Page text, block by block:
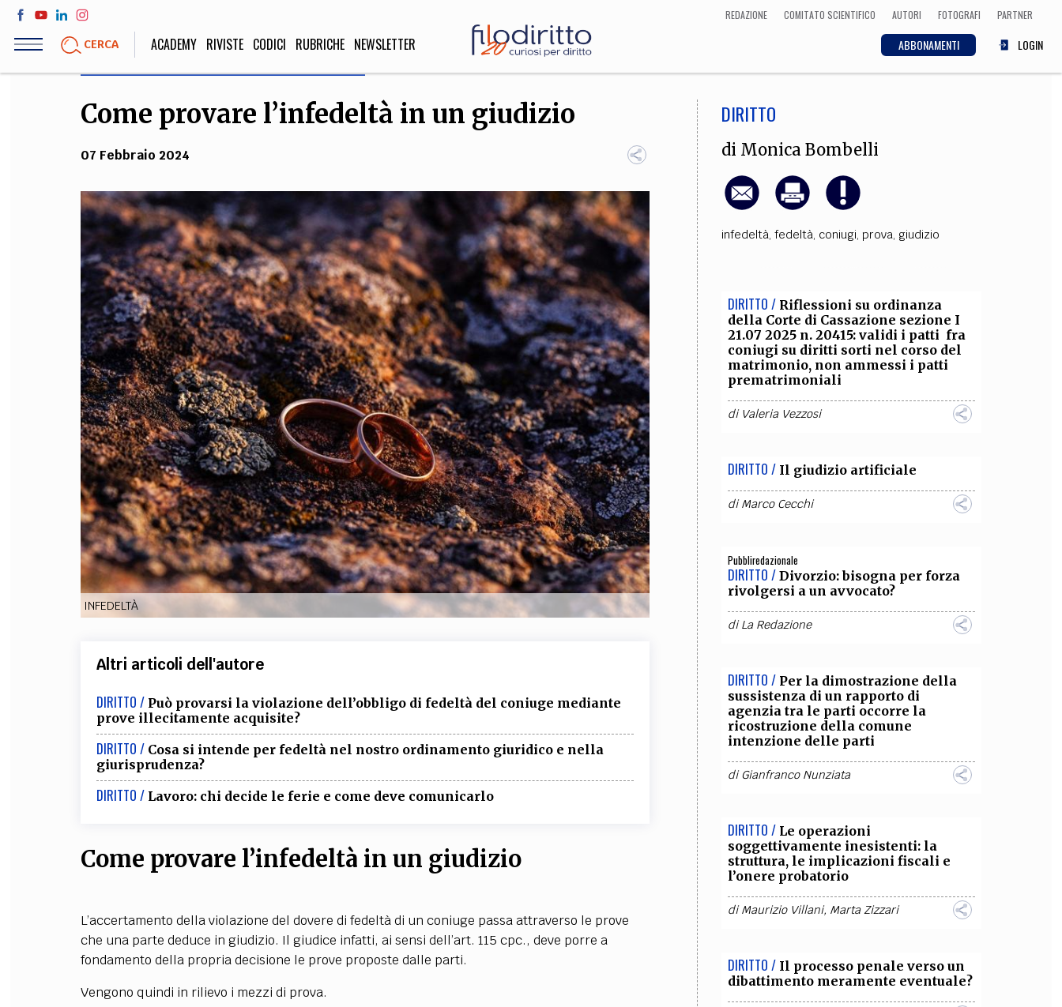
Salta
contenuto
REDAZIONE COMITATO SCIENTIFICO AUTORI FOTOGRAFI PARTNER
CERCA ABBONAMENTI LOGIN
ACADEMY RIVISTE CODICI RUBRICHE NEWSLETTER
LIFE STYLE
Sport, Cucina, Viaggi,
SOCIETÀ ECONOMIA
STORIA E FILOSOFIA
Scienze storiche,
umanistiche, Religione
INNOVAZIONE
Scienze informatiche,
Architettura, Ingegneria
CULTURA
Arte, Cinema, Musica,
TEAM
FILODIRITTO REDAZIONE COMITATO SCIENTIFICO AUTORI CURATORI FOTOGRAFI COLLABORA CON NOI
EXTRA
CODICI RUBRICHE LIBRI PROCEEDINGS PUBBLICITÀ CONTATTI
SOCIAL MEDIA
Come provare l’infedeltà in un giudizio
07 Febbraio 2024
INFEDELTÀ
Altri articoli dell'autore
DIRITTO / Può provarsi la violazione dell’obbligo di fedeltà del coniuge mediante
prove illecitamente acquisite?
DIRITTO / Cosa si intende per fedeltà nel nostro ordinamento giuridico e nella
giurisprudenza?
DIRITTO / Lavoro: chi decide le ferie e come deve comunicarlo
Come provare l’infedeltà in un giudizio
L’accertamento della violazione del dovere di fedeltà di un coniuge passa attraverso le prove
che una parte deduce in giudizio. Il giudice infatti, ai sensi dell’art. 115 cpc., deve porre a
fondamento della propria decisione le prove proposte dalle parti.
Vengono quindi in rilievo i mezzi di prova.
DIRITTO
di Monica Bombelli
infedeltà, fedeltà, coniugi, prova, giudizio
DIRITTO / Riflessioni su ordinanza
della Corte di Cassazione sezione I
21.07 2025 n. 20415: validi i patti fra
coniugi su diritti sorti nel corso del
matrimonio, non ammessi i patti
prematrimoniali
di Valeria Vezzosi
DIRITTO / Il giudizio artificiale
diMarco Cecchi
Pubbliredazionale
DIRITTO / Divorzio: bisogna per forza
rivolgersi a un avvocato?
diLa Redazione
DIRITTO / Per la dimostrazione della
sussistenza di un rapporto di
agenzia tra le parti occorre la
ricostruzione della comune
intenzione delle parti
diGianfranco Nunziata
DIRITTO / Le operazioni
soggettivamente inesistenti: la
struttura, le implicazioni fiscali e
l’onere probatorio
diMaurizio Villani, Marta Zizzari
DIRITTO / Il processo penale verso un
dibattimento meramente eventuale?